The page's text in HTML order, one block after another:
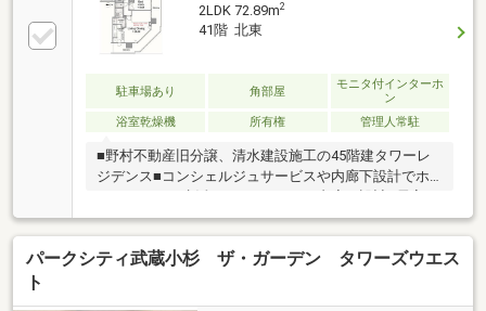
2LDK 72.89m2
41階 北東
駐車場あり 角部屋
モニタ付インターホ
ン
浴室乾燥機
所有権 管理人常駐
■野村不動産旧分譲、清水建設施工の45階建タワーレ
ジデンス■コンシェルジュサービスや内廊下設計でホ
べてがバルコニーに面した間取り■玄関にシューズイ
ンクローゼットあり■リビングにエコカラット採用■廊
下に約1.6帖と約0.6帖の収納あり■各階に24時間365日
パークシティ武蔵小杉 ザ・ガーデン タワーズウエス
ト